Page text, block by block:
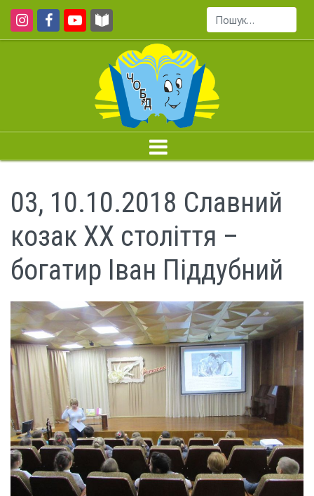
Пошук...
03, 10.10.2018 Славний
козак ХХ століття –
богатир Іван Піддубний